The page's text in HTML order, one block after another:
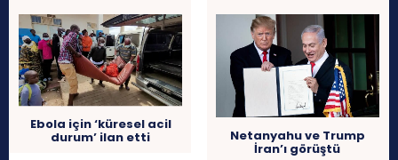
Ebola için ‘küresel acil
durum’ ilan etti Netanyahu ve Trump
İran’ı görüştü